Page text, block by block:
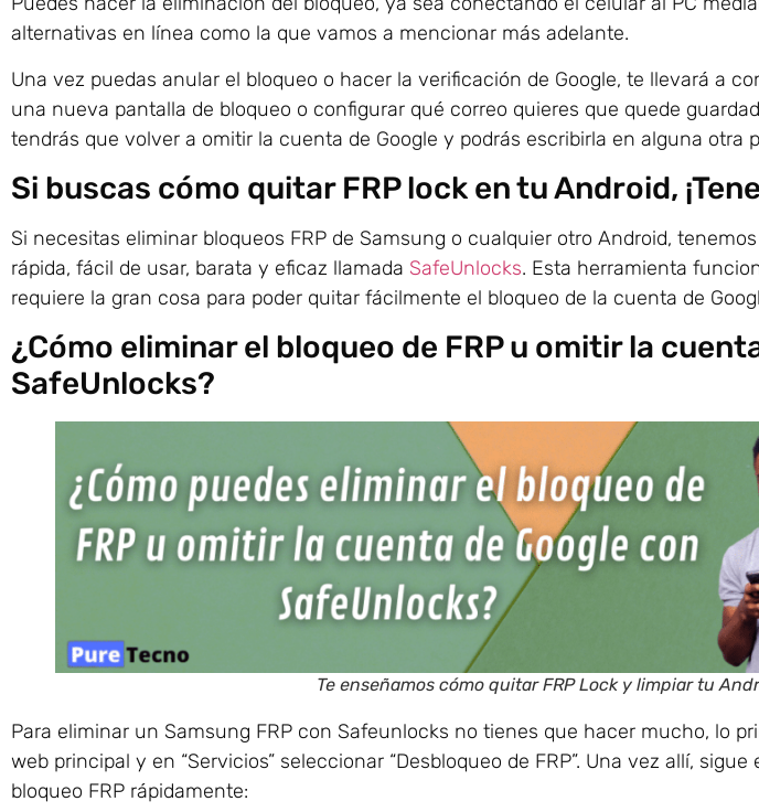
alternativas en línea como la que vamos a mencionar más adelante.
Una vez puedas anular el bloqueo o hacer la verificación de Google, te llevará a
una nueva pantalla de bloqueo o configurar qué correo quieres que quede
tendrás que volver a omitir la cuenta de Google y podrás escribirla en alguna otra
Si buscas cómo quitar FRP lock en tu Android,
Si necesitas eliminar bloqueos FRP de Samsung o cualquier otro Android,
rápida, fácil de usar, barata y eficaz llamada SafeUnlocks. Esta herramienta
requiere la gran cosa para poder quitar fácilmente el bloqueo de la cuenta de
¿Cómo eliminar el bloqueo de FRP u omitir la
SafeUnlocks?
Te enseñamos cómo quitar FRP Lock y limpiar tu
Para eliminar un Samsung FRP con Safeunlocks no tienes que hacer mucho, lo
web principal y en “Servicios” seleccionar “Desbloqueo de FRP”. Una vez allí,
bloqueo FRP rápidamente: